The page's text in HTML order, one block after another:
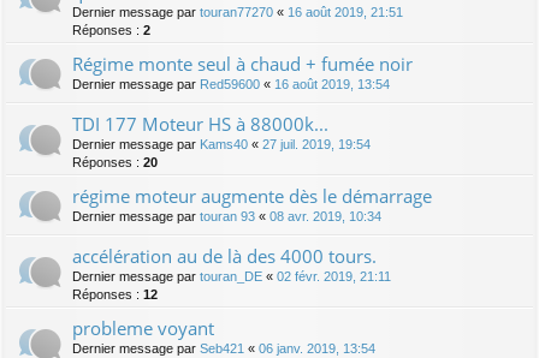
Dernier message par touran77270 « 16 août 2019, 21:51
Réponses : 2
Régime monte seul à chaud + fumée noir
Dernier message par Red59600 « 16 août 2019, 13:54
TDI 177 Moteur HS à 88000k...
Dernier message par Kams40 « 27 juil. 2019, 19:54
Réponses : 20
régime moteur augmente dès le démarrage
Dernier message par touran 93 « 08 avr. 2019, 10:34
accélération au de là des 4000 tours.
Dernier message par touran_DE « 02 févr. 2019, 21:11
Réponses : 12
probleme voyant
Dernier message par Seb421 « 06 janv. 2019, 13:54